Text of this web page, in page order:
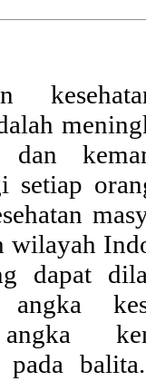
dan
setiap
wilayah
dapat
pada